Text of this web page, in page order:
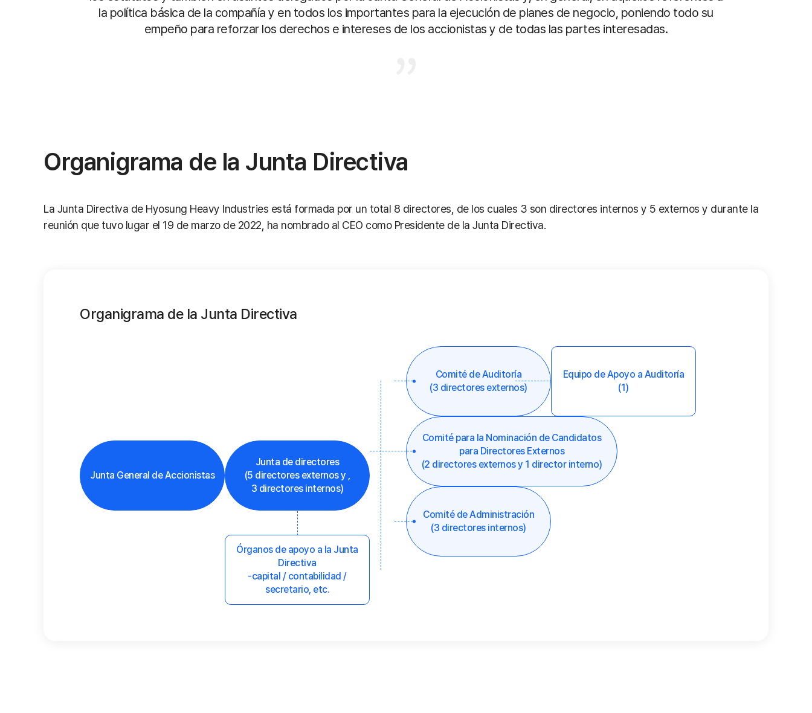
la política básica de la compañía y en todos los importantes para la ejecución de planes de negocio, poniendo todo su
empeño para reforzar los derechos e intereses de los accionistas y de todas las partes interesadas.
Organigrama de la Junta Directiva
La Junta Directiva de Hyosung Heavy Industries está formada por un total 8 directores, de los cuales 3 son directores internos y 5 externos y durante la
reunión que tuvo lugar el 19 de marzo de 2022, ha nombrado al CEO como Presidente de la Junta Directiva.
Organigrama de la Junta Directiva
Junta General de Accionistas
Junta de directores
(5 directores externos y ,
3 directores internos)
Órganos de apoyo a la Junta
Directiva
-capital / contabilidad /
secretario, etc.
Comité de Auditoría
(3 directores externos)
Equipo de Apoyo a Auditoría
(1)
Comité para la Nominación de Candidatos
para Directores Externos
(2 directores externos y 1 director interno)
Comité de Administración
(3 directores internos)